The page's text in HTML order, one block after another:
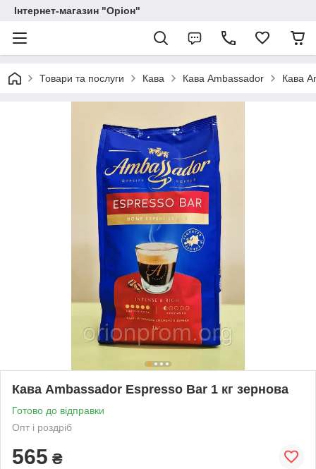
Інтернет-магазин "Оріон"
Товари та послуги Кава Кава Ambassador Кава
Кава Ambassador Espresso Bar 1 кг зернова
Готово до відправки
Опт і роздріб
565 ₴